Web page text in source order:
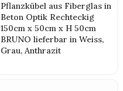
Pflanzkübel aus Fiberglas in
Beton Optik Rechteckig
150cm x 50cm x H 50cm
BRUNO lieferbar in Weiss,
Grau, Anthrazit